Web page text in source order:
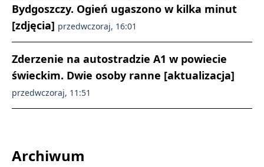
Bydgoszczy. Ogień ugaszono w kilka minut
[zdjęcia] przedwczoraj, 16:01
Zderzenie na autostradzie A1 w powiecie
świeckim. Dwie osoby ranne [aktualizacja]
przedwczoraj, 11:51
Archiwum